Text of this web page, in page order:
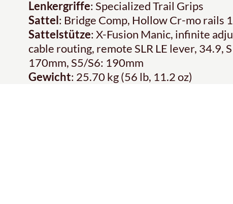
Lenkergriffe: Specialized Trail Grips
Sattel: Bridge Comp, Hollow Cr-mo rails
Sattelstütze: X-Fusion Manic, infinite
cable routing, remote SLR LE lever, 34.9,
170mm, S5/S6: 190mm
Gewicht: 25.70 kg (56 lb, 11.2 oz)